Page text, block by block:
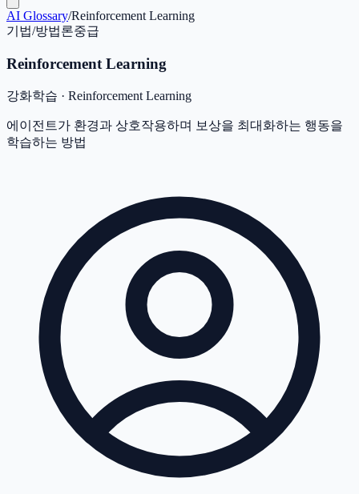
AI Glossary/Reinforcement Learning
기법/방법론중급
Reinforcement Learning
강화학습 · Reinforcement Learning
에이전트가 환경과 상호작용하며 보상을 최대화하는 행동을
학습하는 방법